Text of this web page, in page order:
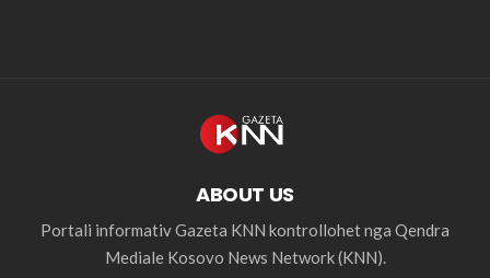
ABOUT US
Portali informativ Gazeta KNN kontrollohet nga Qendra
Mediale Kosovo News Network (KNN).